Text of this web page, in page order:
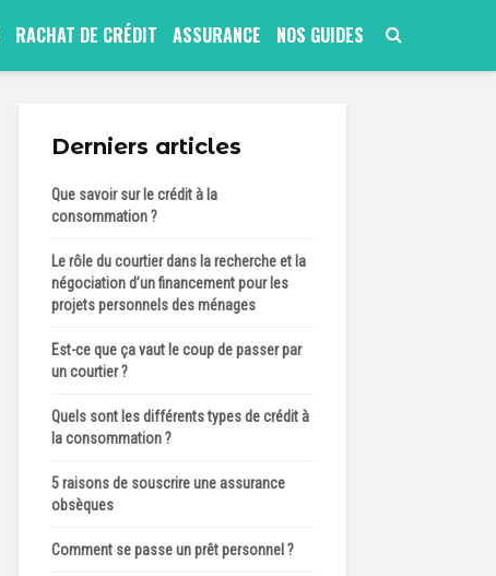
RACHAT DE CRÉDIT ASSURANCE NOS GUIDES
Derniers articles
Que savoir sur le crédit à la
consommation ?
Le rôle du courtier dans la recherche et la
négociation d’un financement pour les
projets personnels des ménages
Est-ce que ça vaut le coup de passer par
un courtier ?
Quels sont les différents types de crédit à
la consommation ?
5 raisons de souscrire une assurance
obsèques
Comment se passe un prêt personnel ?